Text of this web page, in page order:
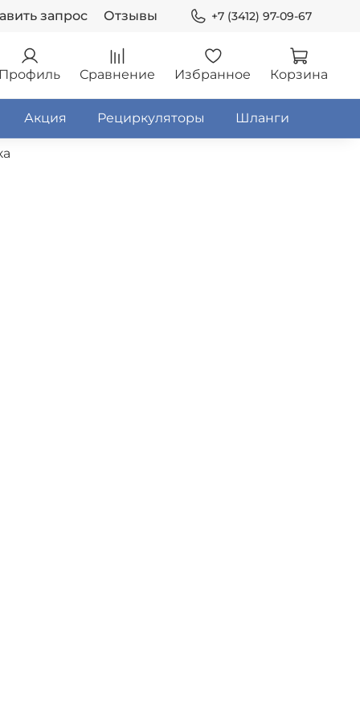
запрос Отзывы +7 (3412) 97-09-67
Профиль Сравнение Избранное Корзина
Акция Рециркуляторы Шланги